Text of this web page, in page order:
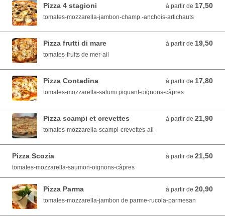
Pizza 4 stagioni à partir de 17,50
à partir de 17,50 EUR
tomates-mozzarella-jambon-champ.-anchois-artichauts
Pizza frutti di mare à partir de 19,50
à partir de 19,50 EUR
tomates-fruits de mer-ail
Pizza Contadina à partir de 17,80
à partir de 17,80 EUR
tomates-mozzarella-salumi piquant-oignons-câpres
Pizza scampi et crevettes à partir de 21,90
à partir de 21,90 EUR
tomates-mozzarella-scampi-crevettes-ail
Pizza Scozia à partir de 21,50
à partir de 21,50 EUR
tomates-mozzarella-saumon-oignons-câpres
Pizza Parma à partir de 20,90
à partir de 20,90 EUR
tomates-mozzarella-jambon de parme-rucola-parmesan